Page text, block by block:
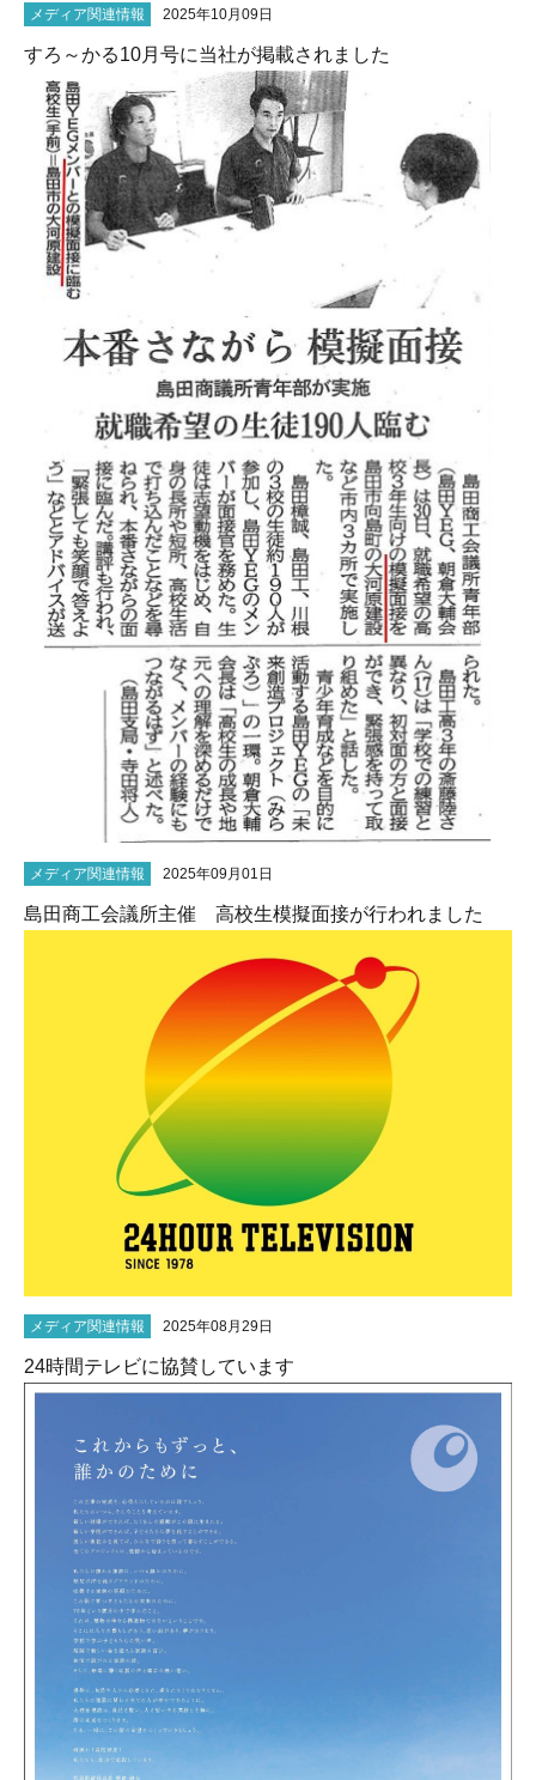
メディア関連情報 2025年10月09日
すろ～かる10月号に当社が掲載されました
メディア関連情報 2025年09月01日
島田商工会議所主催 高校生模擬面接が行われました
メディア関連情報 2025年08月29日
24時間テレビに協賛しています